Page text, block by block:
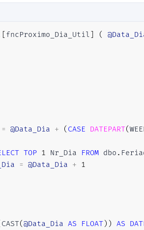
[fncProximo_Dia_Util] (
= @Data_Dia + ( CASE DATEPART(
TOP 1 Nr_Dia FROM dbo .
= @Data_Dia + 1
CAST(@Data_Dia AS FLOAT) ) AS